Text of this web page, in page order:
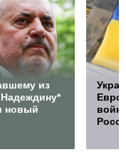
из
новый